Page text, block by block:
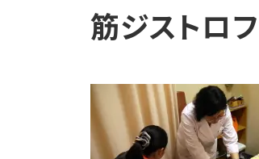
筋ジストロ